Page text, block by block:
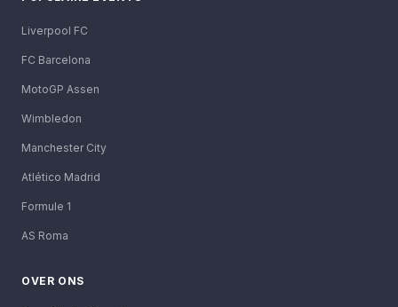
Liverpool FC
FC Barcelona
MotoGP Assen
Wimbledon
Manchester City
Atlético Madrid
Formule 1
AS Roma
OVER ONS